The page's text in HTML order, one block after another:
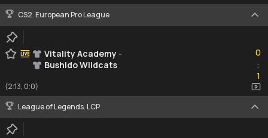
CS2. European Pro League
Vitality Academy -
Bushido Wildcats
0
:1
1
(2:13, 0:0)
League of Legends. LCP